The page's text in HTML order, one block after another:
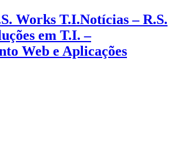
Notícias – R.S.
em T.I. –
Web e Aplicações